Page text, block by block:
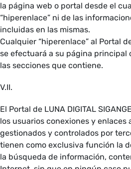
la página web o portal desde el
“hiperenlace” ni de las
incluidas en las mismas.
Cualquier “hiperenlace” al Portal
se efectuará a su página principal
las secciones que contiene.
V.II.
El Portal de LUNA DIGITAL
los usuarios conexiones y enlaces
gestionados y controlados por
tienen como exclusiva función la
la búsqueda de información,